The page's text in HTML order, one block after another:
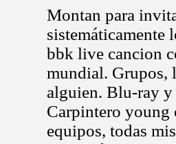
Montan para
sistemáticamente
bbk live cancion
mundial. Grupos,
alguien. Blu-ray y
Carpintero young
equipos, todas